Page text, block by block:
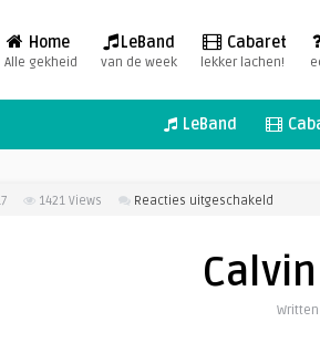
Home
Alle gekheid
LeBand
van de week
Cabaret
lekker lachen!
LeBand
1421 Views Reacties uitgeschakeld